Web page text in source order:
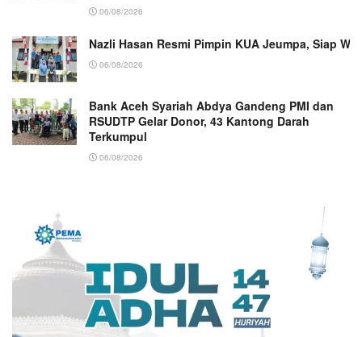
06/08/2026
Nazli Hasan Resmi Pimpin KUA Jeumpa, Siap
06/08/2026
Bank Aceh Syariah Abdya Gandeng PMI dan
RSUDTP Gelar Donor, 43 Kantong Darah
Terkumpul
06/08/2026